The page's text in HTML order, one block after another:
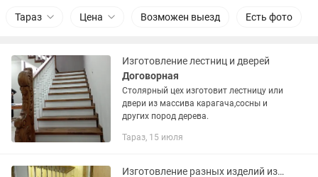
Тараз Цена Возможен выезд Есть фото
Изготовление лестниц и дверей
Договорная
Столярный цех изготовит лестницу или
двери из массива карагача,сосны и
других пород дерева.
Тараз, 15 июля
Изготовление разных изделий из дерева. Ваше желание-наша работа!